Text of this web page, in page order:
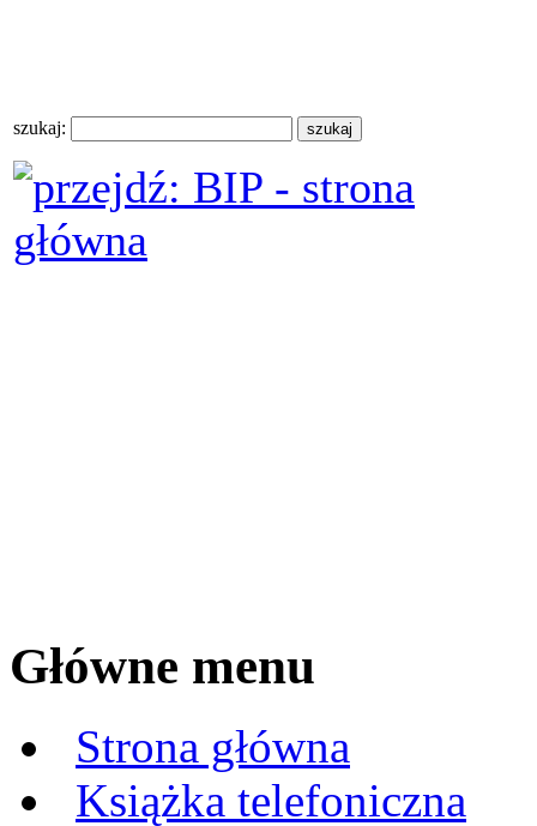
szukaj:
Główne menu
Strona główna
Książka telefoniczna